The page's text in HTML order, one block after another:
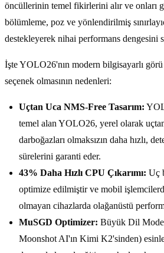
öncüllerinin temel fikirlerini alır ve onları
bölümleme, poz ve yönlendirilmiş
destekleyerek nihai performans dengesini
İşte YOLO26'nın modern bilgisayarlı
seçenek olmasının nedenleri:
Uçtan Uca NMS-Free Tasarım:
temel alan YOLO26, yerel olarak
darboğazları olmaksızın daha hızlı,
sürelerini garanti eder.
43% Daha Hızlı CPU Çıkarımı: Uç
optimize edilmiştir ve mobil
olmayan cihazlarda olağanüstü
MuSGD Optimizer: Büyük Dil
Moonshot AI'ın Kimi K2'sinden)